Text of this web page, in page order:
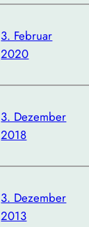
3. Februar
2020
3. Dezember
2018
3. Dezember
2013